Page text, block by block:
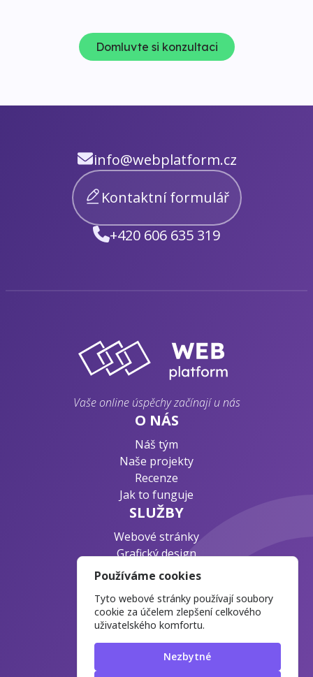
Domluvte si konzultaci
info@webplatform.cz
Kontaktní formulář
+420 606 635 319
Vaše online úspěchy začínají u nás
O NÁS
Náš tým
Naše projekty
Recenze
Jak to funguje
SLUŽBY
Webové stránky
Grafický design
Byznys konzultace
Ochrana osobních údajů
Časté otázky
Blog o webdesignu
Používáme cookies
Tyto webové stránky používají soubory
cookie za účelem zlepšení celkového
uživatelského komfortu.
Nezbytné